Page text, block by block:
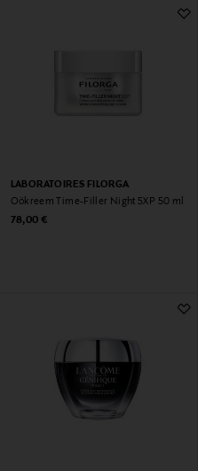
LABORATOIRES FILORGA
Öökreem Time-Filler Night 5XP 50 ml
Original Price
78,00 €